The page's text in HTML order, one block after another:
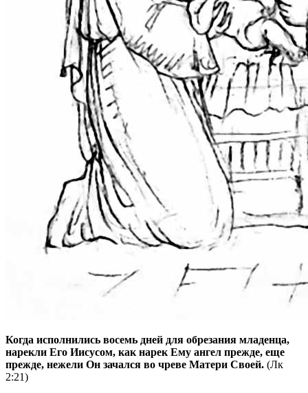
Когда исполнились восемь дней для обрезания младенца,
нарекли Его Иисусом, как нарек Ему ангел прежде, еще
прежде, нежели Он зачался во чреве Матери Своей. (Лк
2:21)